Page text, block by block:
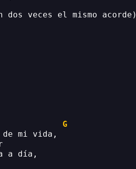
veces el mismo acorde)
G
de mi vida,
a día,